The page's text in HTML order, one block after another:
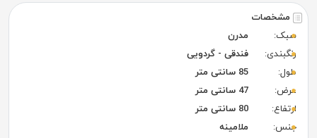
مشخصات
سبک:
مدرن
رنگبندی:
فندقی - گردویی
طول:
85 سانتی متر
عرض:
47 سانتی متر
ارتفاع:
80 سانتی متر
جنس:
ملامینه